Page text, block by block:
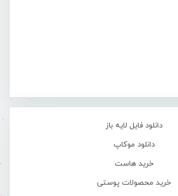
دانلود فایل لایه باز
دانلود موکاپ
خرید هاست
خرید محصولات پوستی